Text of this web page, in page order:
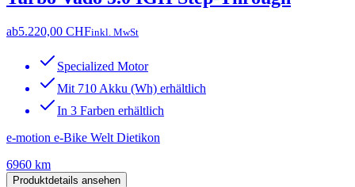
ab5.220,00 CHFinkl. MwSt
Specialized Motor
Mit 710 Akku (Wh) erhältlich
In 3 Farben erhältlich
e-motion e-Bike Welt Dietikon
6960 km
Produktdetails ansehen